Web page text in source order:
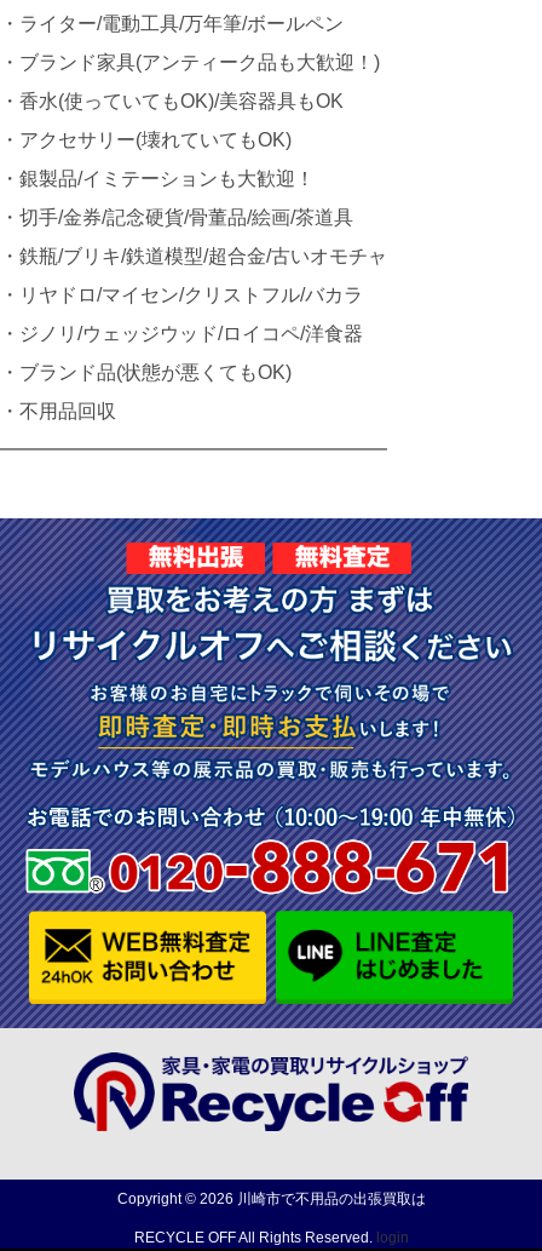
・ライター/電動工具/万年筆/ボールペン
・ブランド家具(アンティーク品も大歓迎！)
・香水(使っていてもOK)/美容器具もOK
・アクセサリー(壊れていてもOK)
・銀製品/イミテーションも大歓迎！
・切手/金券/記念硬貨/骨董品/絵画/茶道具
・鉄瓶/ブリキ/鉄道模型/超合金/古いオモチャ
・リヤドロ/マイセン/クリストフル/バカラ
・ジノリ/ウェッジウッド/ロイコペ/洋食器
・ブランド品(状態が悪くてもOK)
・不用品回収
━━━━━━━━━━━━━━━━━━━━
Copyright © 2026 川崎市で不用品の出張買取は
RECYCLE OFFAll Rights Reserved. login